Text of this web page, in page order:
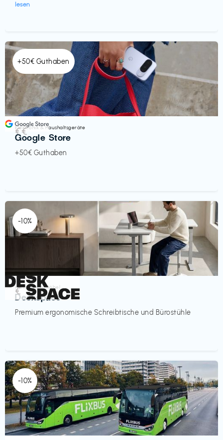
lesen
+50€ Guthaben
Elektronik & Haushaltsgeräte
Google Store
+50€ Guthaben
€€‎
-10%
Homeoffice Möbel
Deskspace
Premium ergonomische Schreibtische und Bürostühle
€‎
-10%